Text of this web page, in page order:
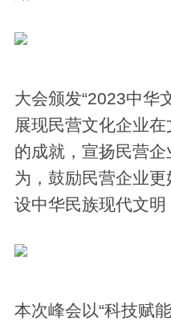
大会颁发“2023中华
展现民营文化企业
的成就，宣扬民营
为，鼓励民营企业
设中华民族现代文明
本次峰会以“科技赋